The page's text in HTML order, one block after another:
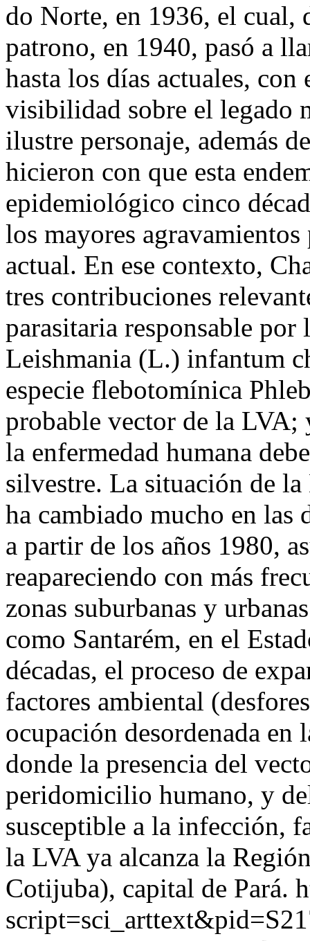
do Norte, en 1936, el cual,
patrono, en 1940, pasó a
hasta los días actuales,
visibilidad sobre el legado
ilustre personaje, además
hicieron con que esta
epidemiológico cinco
los mayores
actual. En ese contexto,
tres contribuciones
parasitaria responsable
Leishmania (L.) infantum
especie flebotomínica
probable vector de la
la enfermedad humana
silvestre. La situación de
ha cambiado mucho en las
a partir de los años 1980,
reapareciendo con más
zonas suburbanas y
como Santarém, en el
décadas, el proceso de
factores ambiental
ocupación desordenada en
donde la presencia del
peridomicilio humano, y
susceptible a la infección,
la LVA ya alcanza la
Cotijuba), capital de Pará.